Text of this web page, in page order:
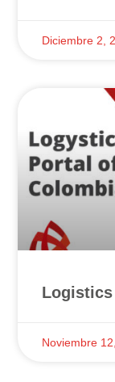
Diciembre 2,
Noviembre